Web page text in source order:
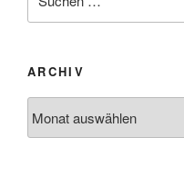
nach:
ARCHIV